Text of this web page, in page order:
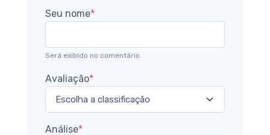
Seu nome*
Será exibido no comentário.
Avaliação*
Análise*